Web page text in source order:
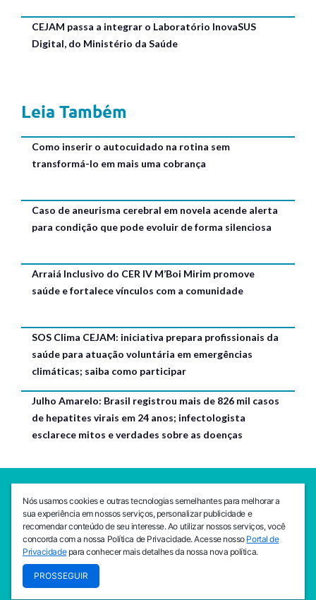
CEJAM passa a integrar o Laboratório InovaSUS
Digital, do Ministério da Saúde
Leia Também
Como inserir o autocuidado na rotina sem
transformá-lo em mais uma cobrança
Caso de aneurisma cerebral em novela acende alerta
para condição que pode evoluir de forma silenciosa
Arraiá Inclusivo do CER IV M’Boi Mirim promove
saúde e fortalece vínculos com a comunidade
SOS Clima CEJAM: iniciativa prepara profissionais da
saúde para atuação voluntária em emergências
climáticas; saiba como participar
Julho Amarelo: Brasil registrou mais de 826 mil casos
de hepatites virais em 24 anos; infectologista
esclarece mitos e verdades sobre as doenças
Av. da Liberdade, 765, Liberdade, São Paulo, 01503-001
(11) 3469 - 1818
INSTITUTO CEJAM
Av. da Liberdade, 765, Liberdade, São Paulo, 01503-001
Nós usamos cookies e outras tecnologias semelhantes para melhorar a
sua experiência em nossos serviços, personalizar publicidade e
recomendar conteúdo de seu interesse. Ao utilizar nossos serviços, você
concorda com a nossa Política de Privacidade. Acesse nosso Portal de
Privacidadepara conhecer mais detalhes da nossa nova política.
PROSSEGUIR